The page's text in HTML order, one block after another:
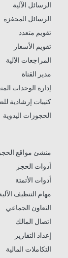
الرسائل الآلية
الرسائل المحفزة
تقويم متعدد
تقويم الأسعار
المراجعات الآلية
مدير القناة
إدارة الوحدات
كتيبات إرشادية
الحجوزات اليدوية
منشئ مواقع الحجز
أدوات الحجز
أدوات الأتمتة
مهام التنظيف
التعاون الجماعي
اتصال المالك
إعداد التقارير
التكاملات المالية